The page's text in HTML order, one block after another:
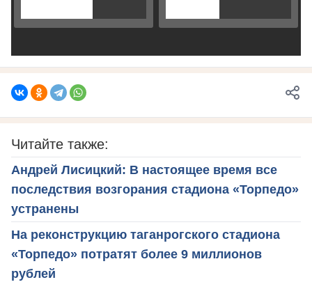
Читайте также:
Андрей Лисицкий: В настоящее время все
последствия возгорания стадиона «Торпедо»
устранены
На реконструкцию таганрогского стадиона
«Торпедо» потратят более 9 миллионов
рублей